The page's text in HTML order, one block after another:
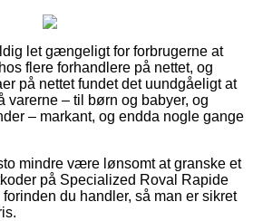
let gængeligt for forbrugerne at
flere forhandlere på nettet, og
på nettet fundet det uundgåeligt at
varerne – til børn og babyer, og
– markant, og endda nogle gange
mindre være lønsomt at granske et
på Specialized Roval Rapide
du handler, så man er sikret